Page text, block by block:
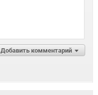
Добавить комментарий